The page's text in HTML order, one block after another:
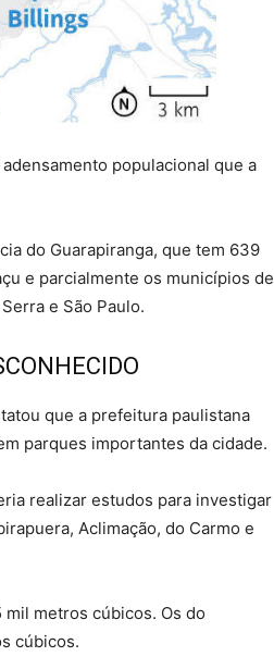
populacional que a
do Guarapiranga, que tem 639
e parcialmente os municípios de
e São Paulo.
que a prefeitura paulistana
parques importantes da cidade.
realizar estudos para investigar
Aclimação, do Carmo e
metros cúbicos. Os do
cúbicos.